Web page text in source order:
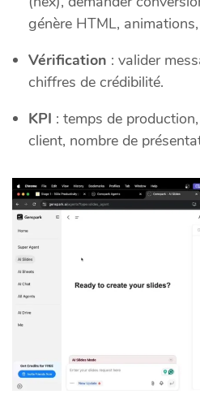
génère HTML,
Vérification : valider
chiffres de crédibilité.
KPI : temps de
client, nombre de